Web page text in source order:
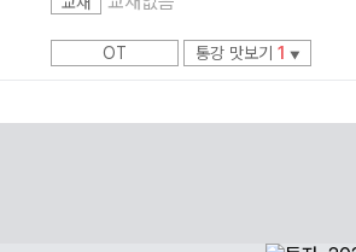
OT 통강 맛보기 1 ▼